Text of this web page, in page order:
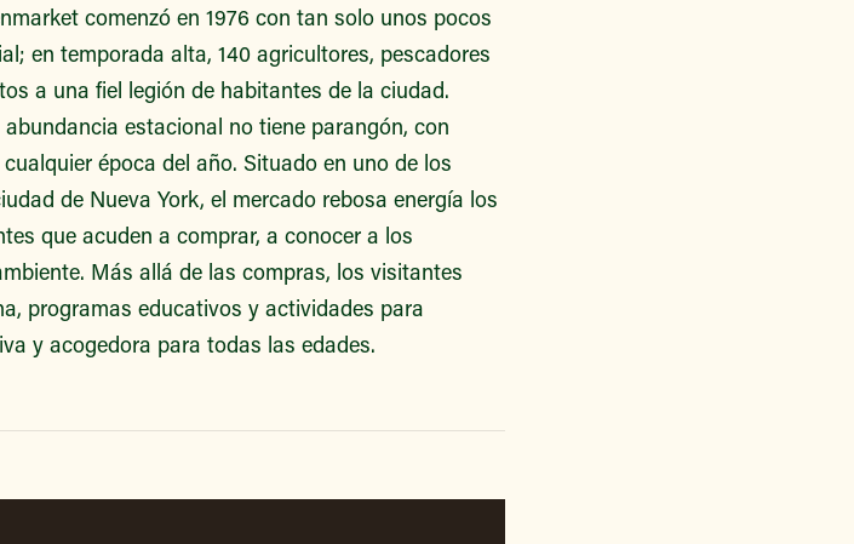
comenzó en 1976 con tan solo unos pocos
en temporada alta, 140 agricultores, pescadores
a una fiel legión de habitantes de la ciudad.
estacional no tiene parangón, con
época del año. Situado en uno de los
de Nueva York, el mercado rebosa energía los
que acuden a comprar, a conocer a los
Más allá de las compras, los visitantes
programas educativos y actividades para
y acogedora para todas las edades.